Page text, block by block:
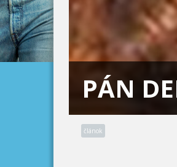
PÁN
článok